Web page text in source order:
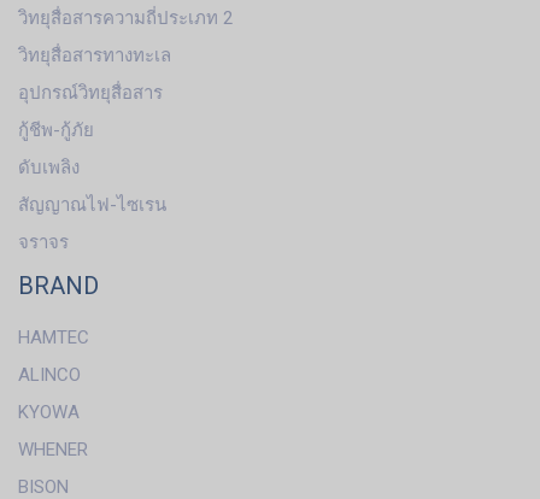
วิทยุสื่อสารความถี่ประเภท 2
วิทยุสื่อสารทางทะเล
อุปกรณ์วิทยุสื่อสาร
กู้ชีพ-กู้ภัย
ดับเพลิง
สัญญาณไฟ-ไซเรน
จราจร
BRAND
HAMTEC
ALINCO
KYOWA
WHENER
BISON